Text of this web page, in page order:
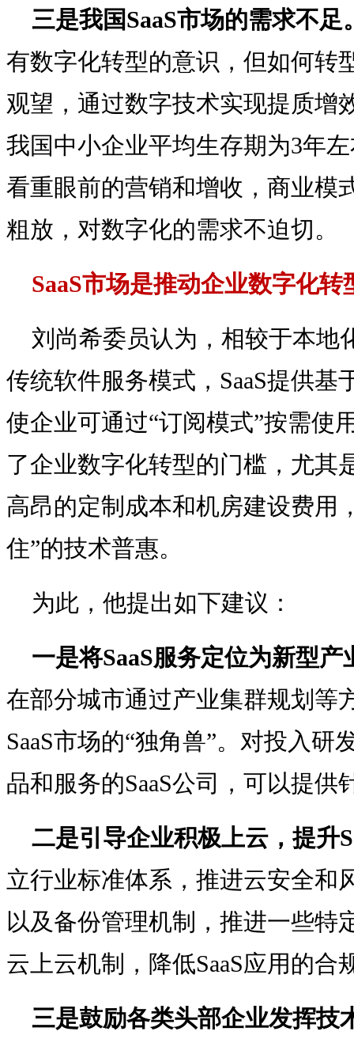
三是我国SaaS市场的需求不足
有数字化转型的意识，但如何转
观望，通过数字技术实现提质增
我国中小企业平均生存期为3年
看重眼前的营销和增收，商业模
粗放，对数字化的需求不迫切。
SaaS市场是推动企业数字化转
刘尚希委员认为，相较于本地
传统软件服务模式，SaaS提供基
使企业可通过“订阅模式”按需使
了企业数字化转型的门槛，尤其
高昂的定制成本和机房建设费用
住”的技术普惠。
为此，他提出如下建议：
一是将SaaS服务定位为新型
在部分城市通过产业集群规划等
SaaS市场的“独角兽”。对投入研
品和服务的SaaS公司，可以提供
二是引导企业积极上云，提升
立行业标准体系，推进云安全和
以及备份管理机制，推进一些特
云上云机制，降低SaaS应用的合
三是鼓励各类头部企业发挥技